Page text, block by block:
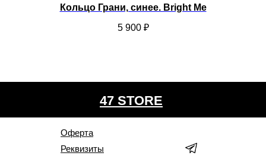
Кольцо Грани, синее. Bright Me
5 900 ₽
Оферта
Реквизиты
47 STORE